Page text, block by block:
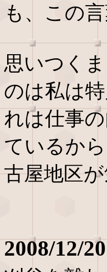
も、この
思いつく
のは私は
れは仕事
ているか
古屋地区
2008/12/